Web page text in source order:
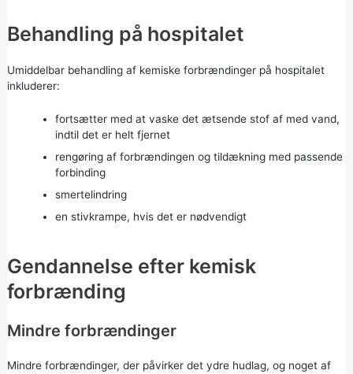
Behandling på hospitalet
Umiddelbar behandling af kemiske forbrændinger på hospitalet
inkluderer:
fortsætter med at vaske det ætsende stof af med vand,
indtil det er helt fjernet
rengøring af forbrændingen og tildækning med passende
forbinding
smertelindring
en stivkrampe, hvis det er nødvendigt
Gendannelse efter kemisk
forbrænding
Mindre forbrændinger
Mindre forbrændinger, der påvirker det ydre hudlag, og noget af